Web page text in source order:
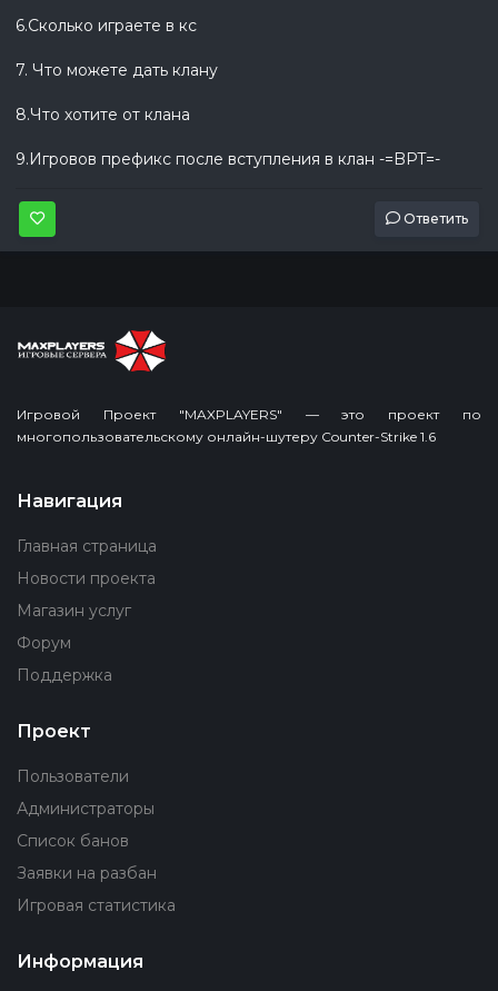
6.Сколько играете в кс
7. Что можете дать клану
8.Что хотите от клана
9.Игровов префикс после вступления в клан -=BPT=-
Ответить
Игровой Проект "MAXPLAYERS" — это проект по
многопользовательскому онлайн-шутеру Counter-Strike 1.6
Навигация
Главная страница
Новости проекта
Магазин услуг
Форум
Поддержка
Проект
Пользователи
Администраторы
Список банов
Заявки на разбан
Игровая статистика
Информация